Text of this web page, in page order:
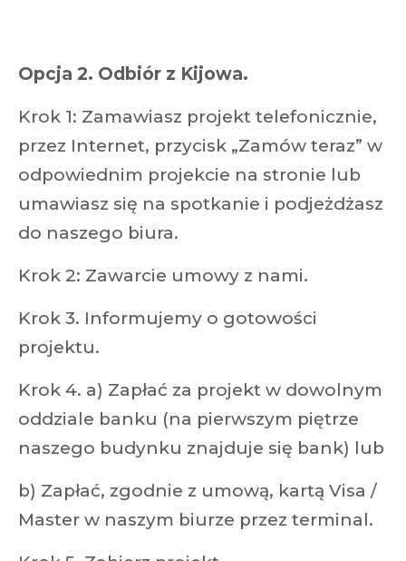
Opcja 2. Odbiór z Kijowa.
Krok 1: Zamawiasz projekt telefonicznie,
przez Internet, przycisk „Zamów teraz” w
odpowiednim projekcie na stronie lub
umawiasz się na spotkanie i podjeżdżasz
do naszego biura.
Krok 2: Zawarcie umowy z nami.
Krok 3. Informujemy o gotowości
projektu.
Krok 4. a) Zapłać za projekt w dowolnym
oddziale banku (na pierwszym piętrze
naszego budynku znajduje się bank) lub
b) Zapłać, zgodnie z umową, kartą Visa /
Master w naszym biurze przez terminal.